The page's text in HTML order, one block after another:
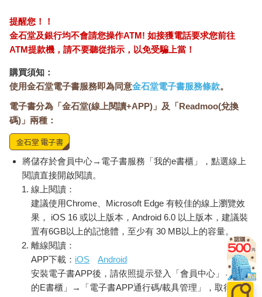
提醒您！！
金石堂及銀行均不會請您操作ATM! 如接獲電話要求您前往
ATM提款機，請不要聽從指示，以免受騙上當！
購買須知：
使用金石堂電子書服務即為同意金石堂電子書服務條款。
電子書分為「金石堂(線上閱讀+APP)」及「Readmoo(兌換
碼)」兩種：
將儲存於會員中心→電子書服務「我的e書櫃」，點選線上
閱讀直接開啟閱讀。
線上閱讀：
建議使用Chrome、Microsoft Edge 有較佳的線上瀏覽效
果， iOS 16 或以上版本，Android 6.0 以上版本，建議裝
置有6GB以上的記憶體，至少有 30 MB以上的容量。
離線閱讀：
APP下載： iOS
Android
安裝電子書APP後，請依照提示登入「會員中心」→「我
的E書櫃」→「電子書APP通行碼/載具管理」，取得通行